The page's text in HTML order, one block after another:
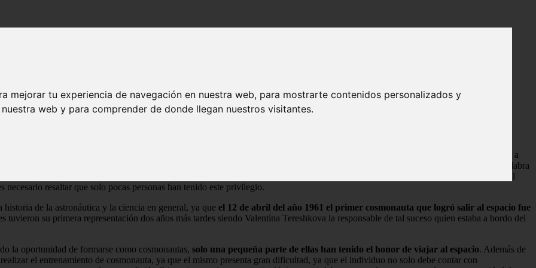
mejorar tu experiencia de navegación en nuestra web, para mostrarte contenidos personalizados y
web y para comprender de donde llegan nuestros visitantes.
. Con él se quiere describir a aquel individuo cuya profesión u oficio es el de navegar a
con el
hacia el espacio exterior. El término tiene un mayor uso en Rusia, ya que en sí, ésta palabra
que se encarga de preparar al personal
resaltar que solo pocas personas han tenido este privilegio.
de la astronáutica y la ciencia en general, ya que el 12 de abril del año 1961 el primer cosmonauta que logró salir al espacio fue
tuvieron su primera representación dos años más tardes siendo Valentina Tereshkova la responsable de tal suceso quien estaba a bordo del
la oportunidad de formarse como cosmonautas, solo una pequeña parte de ellas han tenido el honor de viajar al espacio. Además de
el entrenamiento de cosmonauta, ya que el mismo presenta gran dificultad, ya que el individuo no solo debe contar con